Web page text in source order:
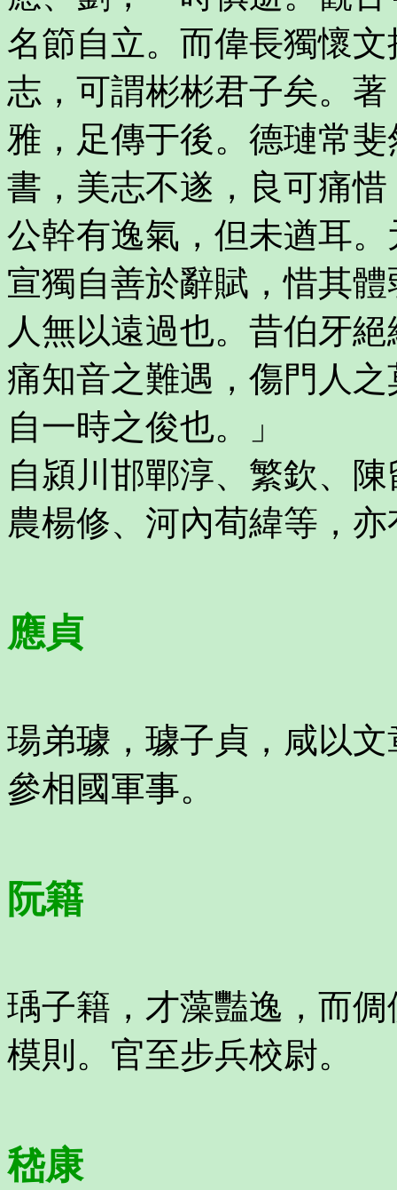
名節自立。而偉長獨懷
志，可謂彬彬君子矣。
雅，足傳于後。德璉常
書，美志不遂，良可痛
公幹有逸氣，但未遒耳
宣獨自善於辭賦，惜其
人無以遠過也。昔伯牙
痛知音之難遇，傷門人
自一時之俊也。」
自潁川邯鄲淳、繁欽、
農楊修、河內荀緯等，
應貞
瑒弟璩，璩子貞，咸以
參相國軍事。
阮籍
瑀子籍，才藻豔逸，而
模則。官至步兵校尉。
嵇康